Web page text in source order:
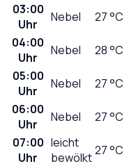
03:00
Uhr
Nebel 27°C
04:00
Uhr
Nebel 28°C
05:00
Uhr
Nebel 27°C
06:00
Uhr
Nebel 27°C
07:00
Uhr
leicht
bewölkt27°C